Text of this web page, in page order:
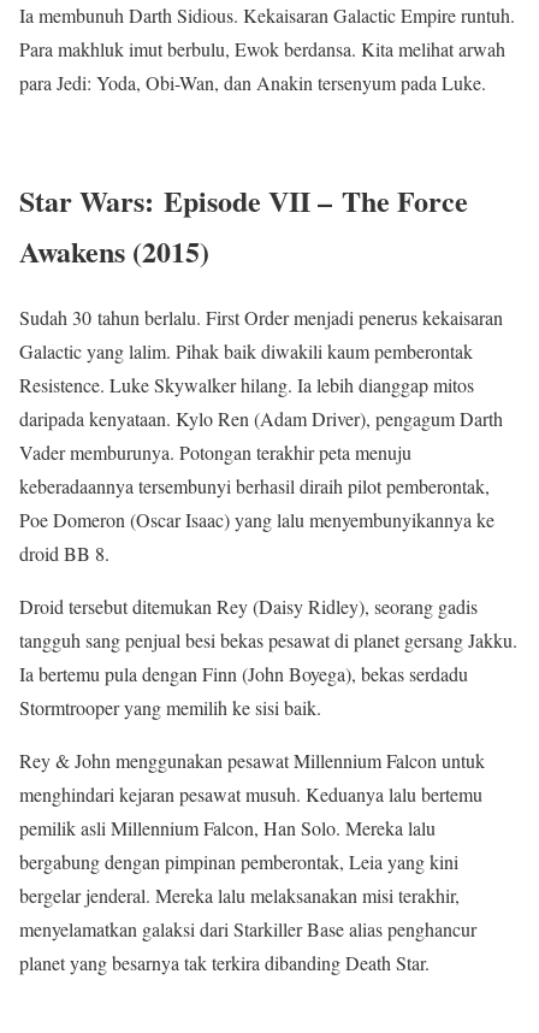
Ia membunuh Darth Sidious. Kekaisaran Galactic Empire runtuh.
Para makhluk imut berbulu, Ewok berdansa. Kita melihat arwah
para Jedi: Yoda, Obi-Wan, dan Anakin tersenyum pada Luke.
Star Wars: Episode VII – The Force
Awakens (2015)
Sudah 30 tahun berlalu. First Order menjadi penerus kekaisaran
Galactic yang lalim. Pihak baik diwakili kaum pemberontak
Resistence. Luke Skywalker hilang. Ia lebih dianggap mitos
daripada kenyataan. Kylo Ren (Adam Driver), pengagum Darth
Vader memburunya. Potongan terakhir peta menuju
keberadaannya tersembunyi berhasil diraih pilot pemberontak,
Poe Domeron (Oscar Isaac) yang lalu menyembunyikannya ke
droid BB 8.
Droid tersebut ditemukan Rey (Daisy Ridley), seorang gadis
tangguh sang penjual besi bekas pesawat di planet gersang Jakku.
Ia bertemu pula dengan Finn (John Boyega), bekas serdadu
Stormtrooper yang memilih ke sisi baik.
Rey & John menggunakan pesawat Millennium Falcon untuk
menghindari kejaran pesawat musuh. Keduanya lalu bertemu
pemilik asli Millennium Falcon, Han Solo. Mereka lalu
bergabung dengan pimpinan pemberontak, Leia yang kini
bergelar jenderal. Mereka lalu melaksanakan misi terakhir,
menyelamatkan galaksi dari Starkiller Base alias penghancur
planet yang besarnya tak terkira dibanding Death Star.